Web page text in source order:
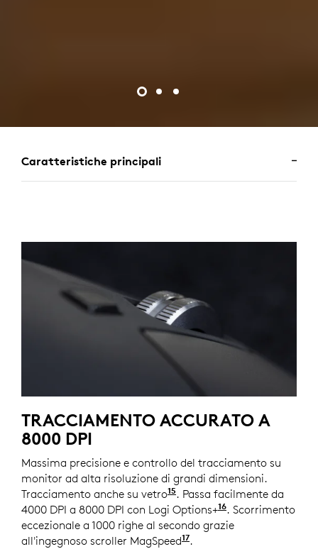
Caratteristiche principali
TRACCIAMENTO ACCURATO A
8000 DPI
Massima precisione e controllo del tracciamento su
monitor ad alta risoluzione di grandi dimensioni.
Tracciamento anche su vetro15 Spessore minimo vetro di
. Passa facilmente da
4000 DPI a 8000 DPI con Logi Options+16Disponibile su
. Scorrimento
eccezionale a 1000 righe al secondo grazie
all'ingegnoso scroller MagSpeed17Rispetto a un normale
.